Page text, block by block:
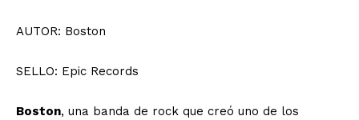
Guanajuato
Tlaxcala Tamaulipas
Querétaro
Puebla Oaxaca Nuevo León
AUTOR: Boston
SELLO: Epic Records
Boston, una banda de rock que creó uno de los